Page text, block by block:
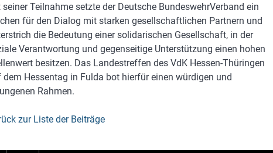
seiner Teilnahme setzte der Deutsche BundeswehrVerband ein
für den Dialog mit starken gesellschaftlichen Partnern und
die Bedeutung einer solidarischen Gesellschaft, in der
Verantwortung und gegenseitige Unterstützung einen hohen
besitzen. Das Landestreffen des VdK Hessen-Thüringen
dem Hessentag in Fulda bot hierfür einen würdigen und
Rahmen.
zur Liste der Beiträge